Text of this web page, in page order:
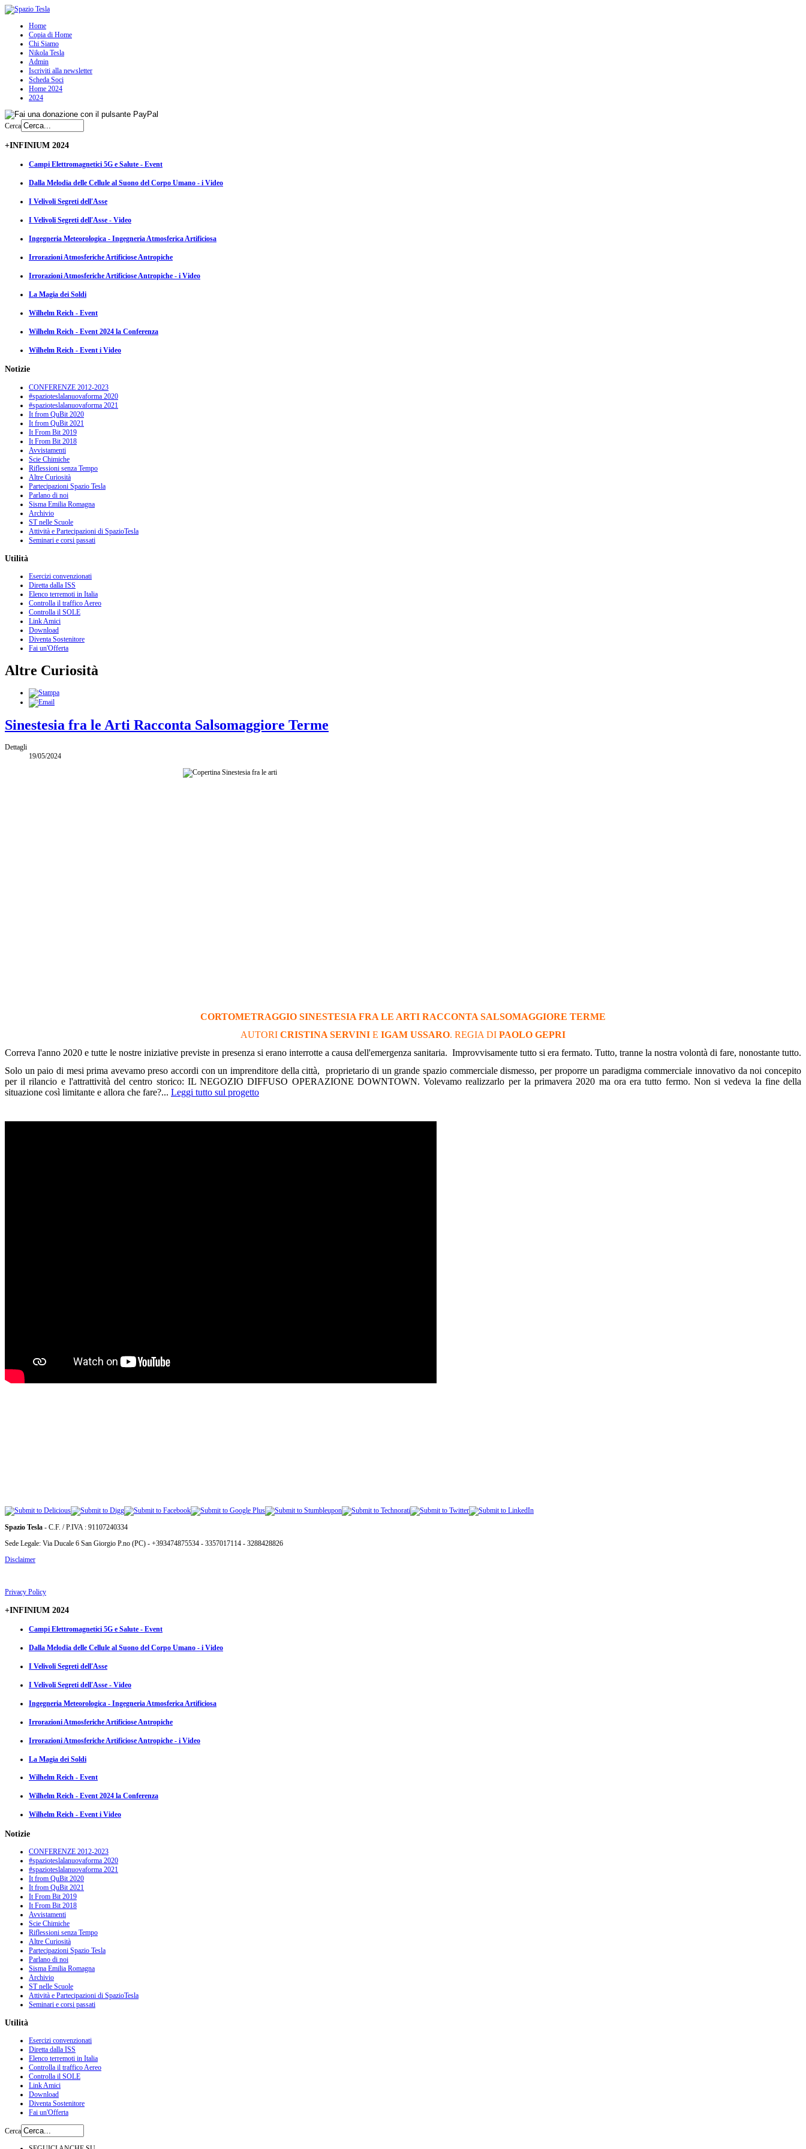
Home
Copia di Home
Chi Siamo
Nikola Tesla
Admin
Iscriviti alla newsletter
Scheda Soci
Home 2024
2024
Cerca
+INFINIUM 2024
Campi Elettromagnetici 5G e Salute - Event
Dalla Melodia delle Cellule al Suono del Corpo Umano - i Video
I Velivoli Segreti dell'Asse
I Velivoli Segreti dell'Asse - Video
Ingegneria Meteorologica - Ingegneria Atmosferica Artificiosa
Irrorazioni Atmosferiche Artificiose Antropiche
Irrorazioni Atmosferiche Artificiose Antropiche - i Video
La Magia dei Soldi
Wilhelm Reich - Event
Wilhelm Reich - Event 2024 la Conferenza
Wilhelm Reich - Event i Video
Notizie
CONFERENZE 2012-2023
#spazioteslalanuovaforma 2020
#spazioteslalanuovaforma 2021
It from QuBit 2020
It from QuBit 2021
It From Bit 2019
It From Bit 2018
Avvistamenti
Scie Chimiche
Riflessioni senza Tempo
Altre Curiosità
Partecipazioni Spazio Tesla
Parlano di noi
Sisma Emilia Romagna
Archivio
ST nelle Scuole
Attività e Partecipazioni di SpazioTesla
Seminari e corsi passati
Utilità
Esercizi convenzionati
Diretta dalla ISS
Elenco terremoti in Italia
Controlla il traffico Aereo
Controlla il SOLE
Link Amici
Download
Diventa Sostenitore
Fai un'Offerta
Altre Curiosità
Sinestesia fra le Arti Racconta Salsomaggiore Terme
Dettagli
19/05/2024
CORTOMETRAGGIO SINESTESIA FRA LE ARTI RACCONTA SALSOMAGGIORE TERME
AUTORI CRISTINA SERVINI E IGAM USSARO. REGIA DI PAOLO GEPRI
Correva l'anno 2020 e tutte le nostre iniziative previste in presenza si erano interrotte a causa dell'emergenza sanitaria. Improvvisamente tutto si era fermato. Tutto, tranne la nostra volontà di fare, nonostante tutto.
Solo un paio di mesi prima avevamo preso accordi con un imprenditore della città, proprietario di un grande spazio commerciale dismesso, per proporre un paradigma commerciale innovativo da noi concepito
per il rilancio e l'attrattività del centro storico: IL NEGOZIO DIFFUSO OPERAZIONE DOWNTOWN. Volevamo realizzarlo per la primavera 2020 ma ora era tutto fermo. Non si vedeva la fine della
situazione così limitante e allora che fare?... Leggi tutto sul progetto
Spazio Tesla - C.F. / P.IVA : 91107240334
Sede Legale: Via Ducale 6 San Giorgio P.no (PC) - +393474875534 - 3357017114 - 3288428826
Disclaimer
Privacy Policy
+INFINIUM 2024
Campi Elettromagnetici 5G e Salute - Event
Dalla Melodia delle Cellule al Suono del Corpo Umano - i Video
I Velivoli Segreti dell'Asse
I Velivoli Segreti dell'Asse - Video
Ingegneria Meteorologica - Ingegneria Atmosferica Artificiosa
Irrorazioni Atmosferiche Artificiose Antropiche
Irrorazioni Atmosferiche Artificiose Antropiche - i Video
La Magia dei Soldi
Wilhelm Reich - Event
Wilhelm Reich - Event 2024 la Conferenza
Wilhelm Reich - Event i Video
Notizie
CONFERENZE 2012-2023
#spazioteslalanuovaforma 2020
#spazioteslalanuovaforma 2021
It from QuBit 2020
It from QuBit 2021
It From Bit 2019
It From Bit 2018
Avvistamenti
Scie Chimiche
Riflessioni senza Tempo
Altre Curiosità
Partecipazioni Spazio Tesla
Parlano di noi
Sisma Emilia Romagna
Archivio
ST nelle Scuole
Attività e Partecipazioni di SpazioTesla
Seminari e corsi passati
Utilità
Esercizi convenzionati
Diretta dalla ISS
Elenco terremoti in Italia
Controlla il traffico Aereo
Controlla il SOLE
Link Amici
Download
Diventa Sostenitore
Fai un'Offerta
Cerca